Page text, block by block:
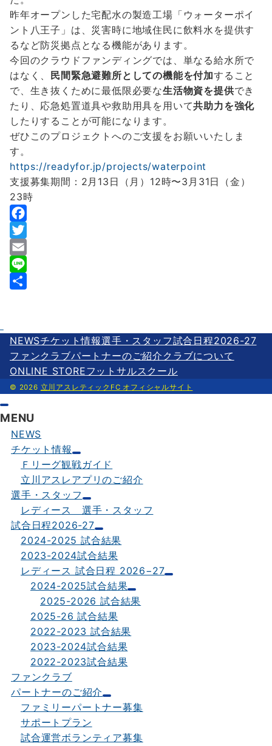
昨年オープンした宅配水の製造工場「ウォーターポイ
ント八王子」は、災害時に地域住民に飲料水を提供す
るなど防災拠点となる機能があります。
今回のクラウドファンディングでは、単なる給水所で
はなく、
民間緊急避難所としての機能を付加すること
で、生き抜くために最低限必要な生活物資を提供でき
たり、応急処置道具や救助用具を用いて共助力を強化
したりすることが可能になります。
ぜひこのプロジェクトへのご支援をお願いいたしま
す。
https://readyfor.jp/projects/waterpoint
支援募集期間：2月13日（月）12時〜3月31日（金）
23時
F
a
c
e
o
k
T
w
e
r
E
m
l
L
e
NEWSチケット情報選手・スタッフ試合日程2026-27
ファンクラブパートナーのご紹介 クラブについて
ONLINE STOREフットサルスクール
© 2026 立川アスレティックFC オフィシャルサイト
MENU
NEWS
チケット情報
Ｆリーグ観戦ガイド
立川アスレアプリのご紹介
選手・スタッフ
レディース 選手・スタッフ
試合日程2026-27
2024-2025 試合結果
2023-2024試合結果
レディース 試合日程 2026−27
2024-2025試合結果
2025-2026 試合結果
2025-26 試合結果
2022-2023 試合結果
2023-2024試合結果
2022-2023試合結果
ファンクラブ
パートナーのご紹介
ファミリーパートナー募集
サポートプラン
試合運営ボランティア募集